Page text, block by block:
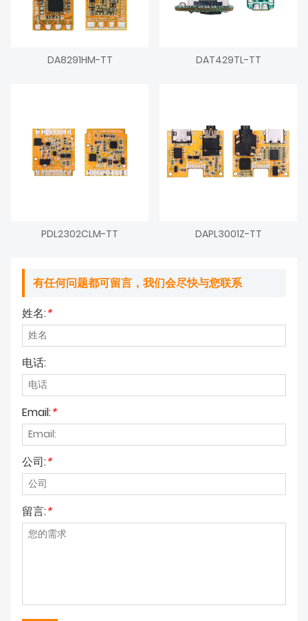
DA8291HM-TT DAT429TL-TT
PDL2302CLM-TT DAPL3001Z-TT
有任何问题都可留言，我们会尽快与您联系
姓名:*
电话:
Email:*
公司:*
留言:*